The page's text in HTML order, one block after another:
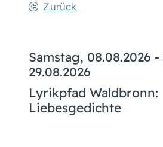
Zurück
Samstag, 08.08.2026 -
29.08.2026
Lyrikpfad Waldbronn:
Liebesgedichte